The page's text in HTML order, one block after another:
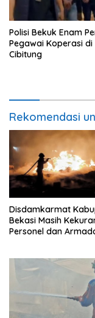
Polisi Bekuk Enam
Pegawai Koperasi di
Cibitung
Rekomendasi
Disdamkarmat
Bekasi Masih
Personel dan